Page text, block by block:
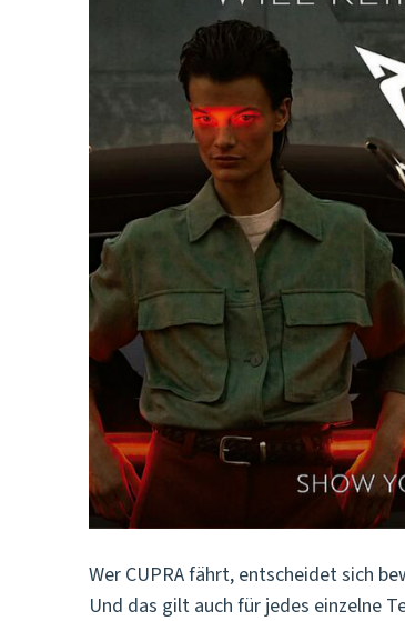
Wer CUPRA fährt, entscheidet sich
Und das gilt auch für jedes einzelne